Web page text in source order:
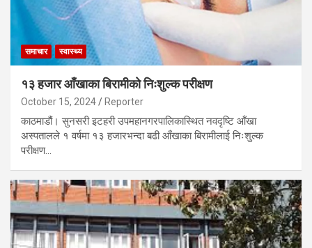
समाचार स्वास्थ्य
१३ हजार आँखाका बिरामीको निःशुल्क परीक्षण
October 15, 2024 Reporter
काठमाडौं। सुनसरी इटहरी उपमहानगरपालिकास्थित नवदृष्टि आँखा
अस्पतालले १ वर्षमा १३ हजारभन्दा बढी आँखाका बिरामीलाई निःशुल्क
परीक्षण…